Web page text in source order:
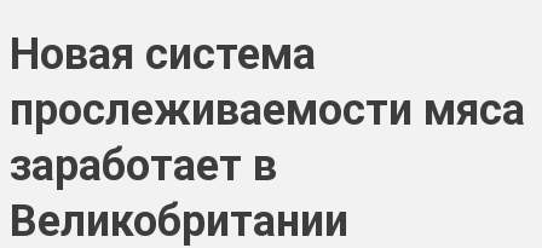
Новая система
прослеживаемости мяса
заработает в
Великобритании